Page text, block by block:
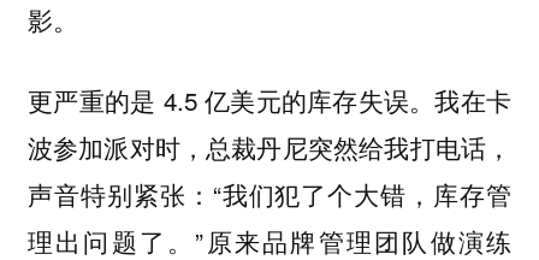
影。
更严重的是 4.5 亿美元的库存失误。我在卡
波参加派对时，总裁丹尼突然给我打电话，
声音特别紧张：“我们犯了个大错，库存管
理出问题了。”原来品牌管理团队做演练